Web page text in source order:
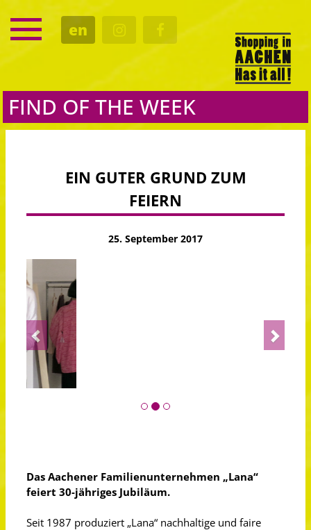
en
SERVICE
DATES
FIND OF THE WEEK
EIN GUTER GRUND ZUM
FEIERN
25. September 2017
Previous Next
Das Aachener Familienunternehmen „Lana“
feiert 30-jähriges Jubiläum.
Seit 1987 produziert „Lana“ nachhaltige und faire